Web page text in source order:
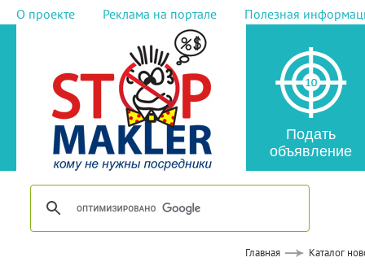
О проекте Реклама на портале Полезная
Подать
объявление
Главная Каталог